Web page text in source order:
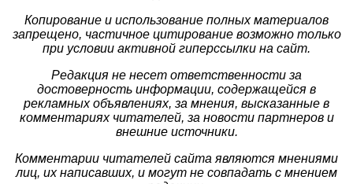
Копирование и использование полных материалов
запрещено, частичное цитирование возможно только
при условии активной гиперссылки на сайт.
Редакция не несет ответственности за
достоверность информации, содержащейся в
рекламных объявлениях, за мнения, высказанные в
комментариях читателей, за новости партнеров и
внешние источники.
Комментарии читателей сайта являются мнениями
лиц, их написавших, и могут не совпадать с мнением